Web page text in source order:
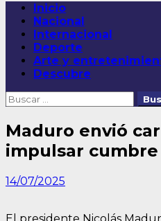
Menú
principal
Inicio
Nacional
Internacional
Deporte
Arte y
Descubre
Buscar:
Maduro envió
impulsar
14/07/2025